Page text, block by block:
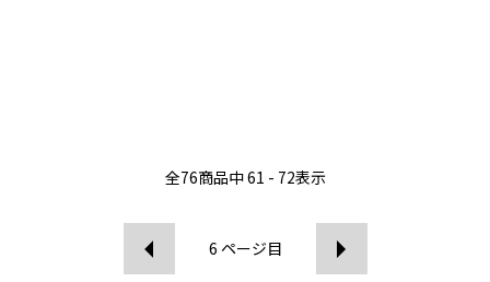
全76商品中61 - 72表示
6 ページ目